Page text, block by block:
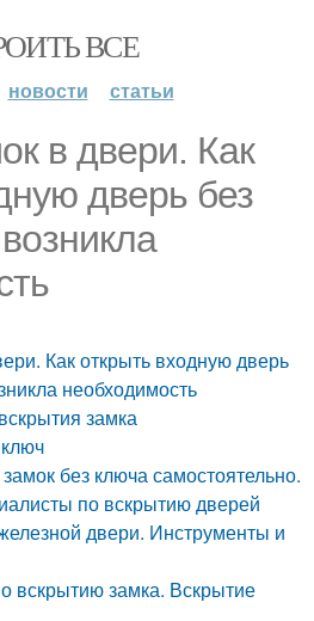
ВСЕ
новости статьи
в двери. Как
дверь без
Как открыть входную дверь
необходимость
замка
без ключа самостоятельно.
по вскрытию дверей
двери. Инструменты и
вскрытию замка. Вскрытие